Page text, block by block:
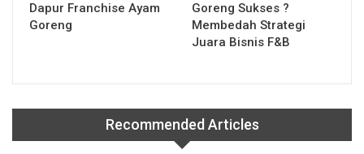
Dapur Franchise Ayam
Goreng
Goreng Sukses ?
Membedah Strategi
Juara Bisnis F&B
Recommended Articles